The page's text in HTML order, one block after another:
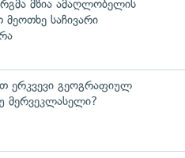
მზია ამაღლობელის
მეოთხე საჩივარი
ერკვევი გეოგრაფიულ
მერვეკლასელი?